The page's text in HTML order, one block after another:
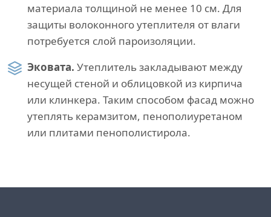
материала толщиной не менее 10 см. Для
защиты волоконного утеплителя от влаги
потребуется слой пароизоляции.
Эковата. Утеплитель закладывают между
несущей стеной и облицовкой из кирпича
или клинкера. Таким способом фасад можно
утеплять керамзитом, пенополиуретаном
или плитами пенополистирола.